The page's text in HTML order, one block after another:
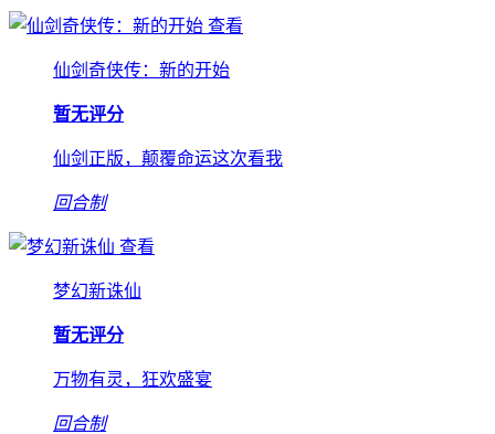
查看
仙剑奇侠传：新的开始
暂无评分
仙剑正版，颠覆命运这次看我
回合制
查看
梦幻新诛仙
暂无评分
万物有灵，狂欢盛宴
回合制